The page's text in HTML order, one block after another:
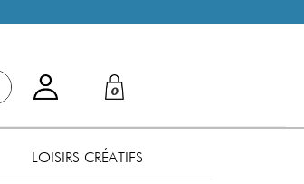
0
LOISIRS CRÉATIFS